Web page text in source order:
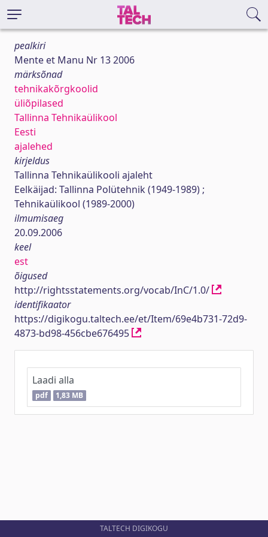
pealkiri
Mente et Manu Nr 13 2006
märksõnad
tehnikakõrgkoolid
üliõpilased
Tallinna Tehnikaülikool
Eesti
ajalehed
kirjeldus
Tallinna Tehnikaülikooli ajaleht
Eelkäijad: Tallinna Polütehnik (1949-1989) ;
Tehnikaülikool (1989-2000)
ilmumisaeg
20.09.2006
keel
est
õigused
http://rightsstatements.org/vocab/InC/1.0/
identifikaator
https://digikogu.taltech.ee/et/Item/69e4b731-72d9-
4873-bd98-456cbe676495
Laadi alla
pdf 1,83 MB
TALTECH DIGIKOGU